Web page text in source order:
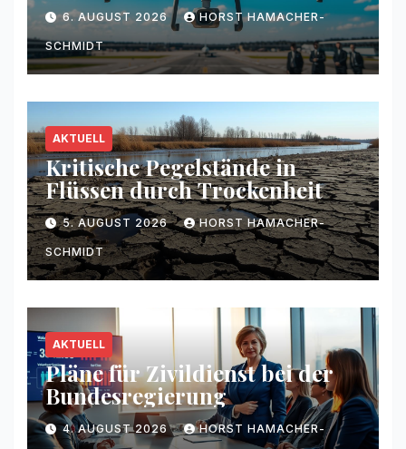
6. AUGUST 2026 HORST HAMACHER-
SCHMIDT
AKTUELL
Kritische Pegelstände in
Flüssen durch Trockenheit
5. AUGUST 2026 HORST HAMACHER-
SCHMIDT
AKTUELL
Pläne für Zivildienst bei der
Bundesregierung
4. AUGUST 2026 HORST HAMACHER-